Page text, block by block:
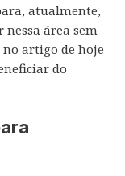
atualmente,
área sem
artigo de hoje
do